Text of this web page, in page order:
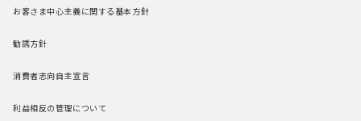
お客さま中心主義に関する基本方針
勧誘方針
消費者志向自主宣言
利益相反の管理について